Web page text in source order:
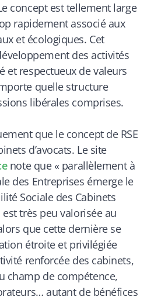
concept est tellement large
rapidement associé aux
et écologiques. Cet
des activités
et respectueux de valeurs
quelle structure
libérales comprises.
que le concept de RSE
d’avocats. Le site
note que « parallèlement à
des Entreprises émerge le
Sociale des Cabinets
est très peu valorisée au
que cette dernière se
étroite et privilégiée
renforcée des cabinets,
champ de compétence,
autant de bénéfices